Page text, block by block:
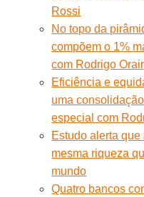
Rossi
No topo da
compõem o 1%
com Rodrigo Orair
Eficiência e
uma
especial com
Estudo alerta
mesma riqueza
mundo
Quatro bancos